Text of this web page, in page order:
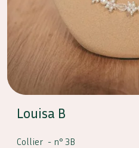
Louisa B
Collier - n° 3B